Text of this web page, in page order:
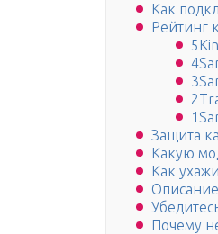
Как
Рейтинг
Защита
Какую
Как
Почему